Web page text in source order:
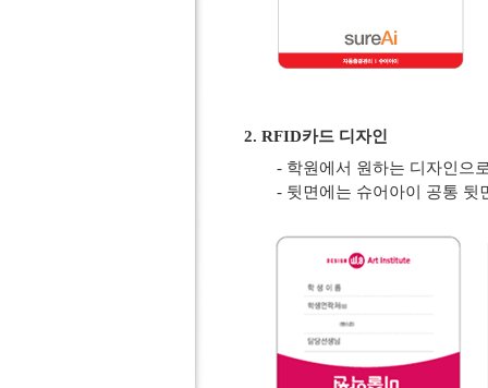
2. RFID카드 디자인
- 학원에서 원하는 디자인으
- 뒷면에는 슈어아이 공통 뒷